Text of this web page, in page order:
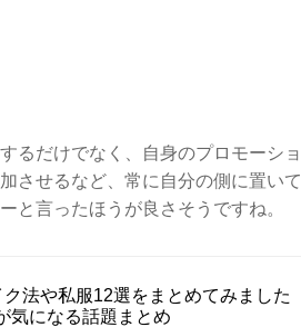
るだけでなく、自身のプロモーショ
させるなど、常に自分の側に置いて
と言ったほうが良さそうですね。
法や私服12選をまとめてみました
気になる話題まとめ